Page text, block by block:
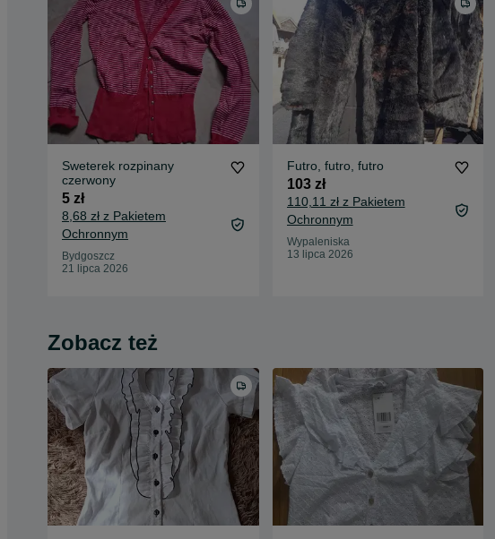
Sweterek rozpinany
czerwony
5 zł
8,68 zł z Pakietem
Ochronnym
Bydgoszcz
21 lipca 2026
Futro, futro, futro
103 zł
110,11 zł z Pakietem
Ochronnym
Wypaleniska
13 lipca 2026
Zobacz też